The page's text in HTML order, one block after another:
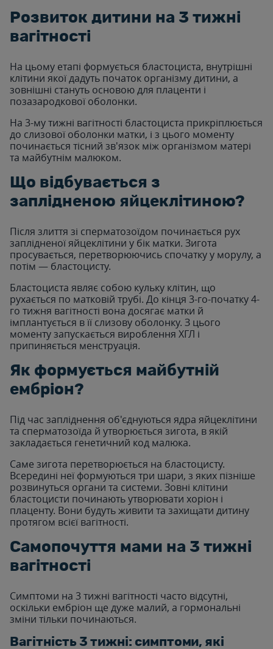
Розвиток дитини на 3 тижні
вагітності
На цьому етапі формується бластоциста, внутрішні
клітини якої дадуть початок організму дитини, а
зовнішні стануть основою для плаценти і
позазародкової оболонки.
На 3-му тижні вагітності бластоциста прикріплюється
до слизової оболонки матки, і з цього моменту
починається тісний зв'язок між організмом матері
та майбутнім малюком.
Що відбувається з
заплідненою яйцеклітиною?
Після злиття зі сперматозоїдом починається рух
заплідненої яйцеклітини у бік матки. Зигота
просувається, перетворюючись спочатку у морулу, а
потім — бластоцисту.
Бластоциста являє собою кульку клітин, що
рухається по матковій трубі. До кінця 3-го-початку 4-
го тижня вагітності вона досягає матки й
імплантується в її слизову оболонку. З цього
моменту запускається вироблення ХГЛ і
припиняється менструація.
Як формується майбутній
ембріон?
Під час запліднення об'єднуються ядра яйцеклітини
та сперматозоїда й утворюється зигота, в якій
закладається генетичний код малюка.
Саме зигота перетворюється на бластоцисту.
Всередині неї формуються три шари, з яких пізніше
розвинуться органи та системи. Зовні клітини
бластоцисти починають утворювати хоріон і
плаценту. Вони будуть живити та захищати дитину
протягом всієї вагітності.
Самопочуття мами на 3 тижні
вагітності
Симптоми на 3 тижні вагітності часто відсутні,
оскільки ембріон ще дуже малий, а гормональні
зміни тільки починаються.
Вагітність 3 тижні: симптоми, які